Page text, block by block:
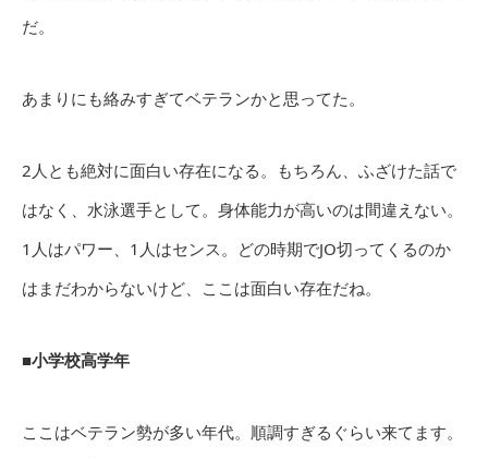
だ。
あまりにも絡みすぎてベテランかと思ってた。
2人とも絶対に面白い存在になる。もちろん、ふざけた話で
はなく、水泳選手として。身体能力が高いのは間違えない。
1人はパワー、1人はセンス。どの時期でJO切ってくるのか
はまだわからないけど、ここは面白い存在だね。
■小学校高学年
ここはベテラン勢が多い年代。順調すぎるぐらい来てます。